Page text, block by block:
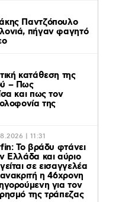
Παντζόπουλο
πήγαν φαγητό
κατάθεση της
– Πως
και πως τον
της
| 11:31
Το βράδυ φτάνει
Ελλάδα και αύριο
σε εισαγγελέα
η 46χρονη
για τον
της τράπεζας